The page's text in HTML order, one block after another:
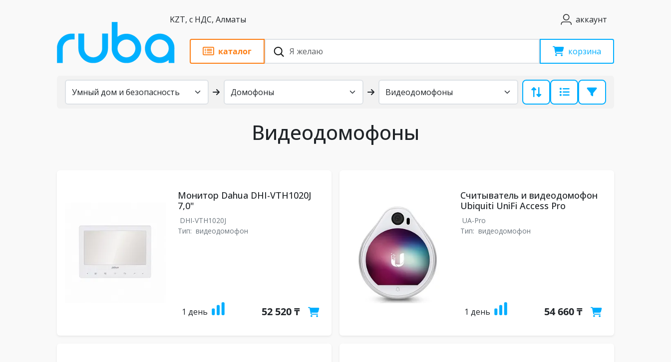
KZT, с НДС, Алматы аккаунт
каталог корзина
Каталог
Видеодомофоны
Монитор Dahua DHI-VTH1020J
7,0"
DHI-VTH1020J
Тип: видеодомофон
1 день 52 520 ₸
Считыватель и видеодомофон
Ubiquiti UniFi Access Pro
UA-Pro
Тип: видеодомофон
1 день 54 660 ₸